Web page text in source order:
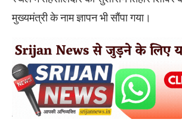
मुख्यमंत्री के नाम ज्ञापन भी सौंपा गया।